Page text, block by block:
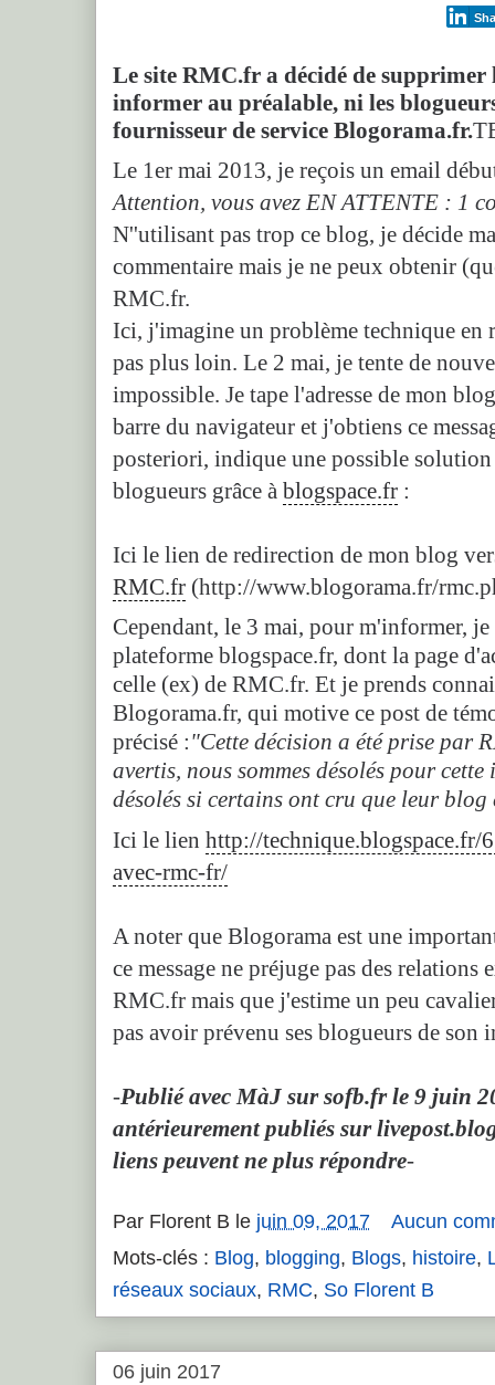
Le site RMC.fr a décidé de supprimer
informer au préalable, ni les
fournisseur de service Blogorama.fr.
Le 1er mai 2013, je reçois un email
Attention, vous avez EN ATTENTE : 1
N''utilisant pas trop ce blog, je décide
commentaire mais je ne peux obtenir
RMC.fr.
Ici, j'imagine un problème technique en
pas plus loin. Le 2 mai, je tente de
impossible. Je tape l'adresse de mon
barre du navigateur et j'obtiens ce
posteriori, indique une possible
blogueurs grâce à blogspace.fr :
Ici le lien de redirection de mon blog
RMC.fr (http://www.blogorama.fr/
Cependant, le 3 mai, pour m'informer,
plateforme blogspace.fr, dont la page
celle (ex) de RMC.fr. Et je prends
Blogorama.fr, qui motive ce post de
précisé :"Cette décision a été prise par
avertis, nous sommes désolés pour
désolés si certains ont cru que leur
Ici le lien http://technique.blogspace.fr/
avec-rmc-fr/
A noter que Blogorama est une
ce message ne préjuge pas des relations
RMC.fr mais que j'estime un peu
pas avoir prévenu ses blogueurs de son
-Publié avec MàJ sur sofb.fr le 9 juin
antérieurement publiés sur
liens peuvent ne plus répondre-
Par Florent B le juin 09, 2017
Aucun
Mots-clés : Blog, blogging, Blogs, histoire,
réseaux sociaux, RMC, So Florent B
06 juin 2017